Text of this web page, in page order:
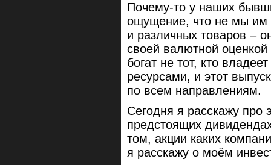
Почему-то у наших
ощущение, что не мы им
и различных товаров –
своей валютной
богат не тот, кто
ресурсами, и этот
по всем направлениям.
Сегодня я расскажу про
предстоящих
том, акции каких
я расскажу о моём